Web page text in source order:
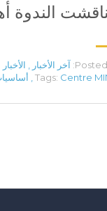
الندوة
Posted آخر الأخبار , الأخبار
Tags: Centre
,